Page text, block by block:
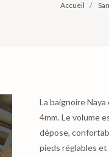
Accueil
La baignoire
4mm. Le volume
dépose,
pieds réglables et